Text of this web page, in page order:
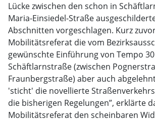
Lücke zwischen den schon in
Maria-Einsiedel-Straße
Abschnitten vorgeschlagen. Kurz
Mobilitätsreferat die vom
gewünschte Einführung von Tempo
Schäftlarnstraße (zwischen
Fraunbergstraße) aber auch
'sticht' die novellierte
die bisherigen Regelungen”, erklärte
Mobilitätsreferat den scheinbaren